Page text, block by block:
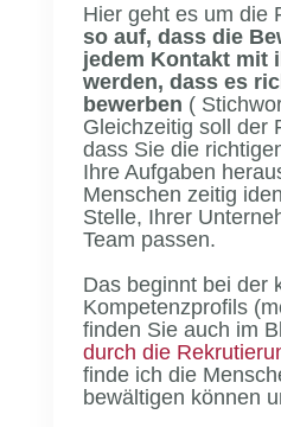
Hier geht es um die
so auf, dass die
jedem Kontakt mit
werden, dass es
bewerben (
Gleichzeitig soll der
dass Sie die
Ihre Aufgaben
Menschen zeitig
Stelle, Ihrer
Team passen.
Das beginnt bei der
Kompetenzprofils
finden Sie auch im
durch die
finde ich die
bewältigen können